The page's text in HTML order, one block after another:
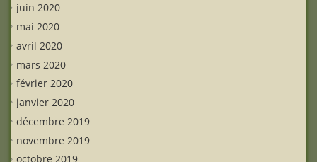
juin 2020
mai 2020
avril 2020
mars 2020
février 2020
janvier 2020
décembre 2019
novembre 2019
octobre 2019